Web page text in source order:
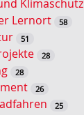
Klimaschutz
Lernort 58
51
28
28
26
25